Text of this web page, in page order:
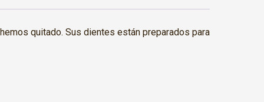
quitado. Sus dientes están preparados para